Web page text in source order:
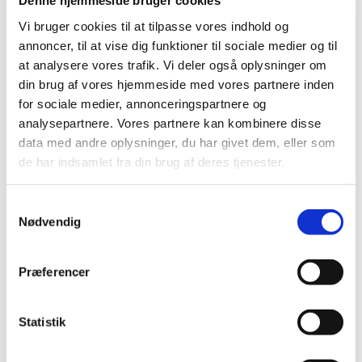
Vi bruger cookies til at tilpasse vores indhold og
annoncer, til at vise dig funktioner til sociale medier og til
at analysere vores trafik. Vi deler også oplysninger om
din brug af vores hjemmeside med vores partnere inden
for sociale medier, annonceringspartnere og
analysepartnere. Vores partnere kan kombinere disse
data med andre oplysninger, du har givet dem, eller som
de har indsamlet fra din brug af deres tjenester.
Nødvendig
Præferencer
Statistik
Høring over Medicintilskudsnævnets
indstilling for glucosamin
|27. maj 2011|
Medicintilskudsnævnet har revurderet tilskudsstatus for
lægemidler, der indeholder glucosamin. Lægemidlerne
Høring over Medicintilskudsnævnets
indstilling til tilskudsstatus for lægemidler til
behandling af depression og angst
|6. maj 2011|
foranledning revurderet tilskudsstatus for lægemidler i…
revurdering af tilskudsstatus for glucosamin